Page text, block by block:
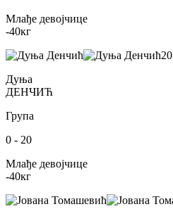
Млађе девојчице
-40кг
20
Дуња
ДЕНЧИЋ
Група
0 - 20
Млађе девојчице
-40кг